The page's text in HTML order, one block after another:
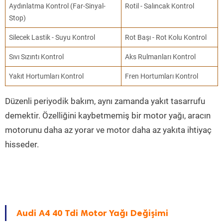
Aydınlatma Kontrol (Far-Sinyal-
Stop)
Rotil - Salıncak Kontrol
Silecek Lastik - Suyu Kontrol Rot Başı - Rot Kolu Kontrol
Sıvı Sızıntı Kontrol Aks Rulmanları Kontrol
Yakıt Hortumları Kontrol Fren Hortumları Kontrol
Düzenli periyodik bakım, aynı zamanda yakıt tasarrufu
demektir. Özelliğini kaybetmemiş bir motor yağı, aracın
motorunu daha az yorar ve motor daha az yakıta ihtiyaç
hisseder.
Audi A4 40 Tdi Motor Yağı Değişimi